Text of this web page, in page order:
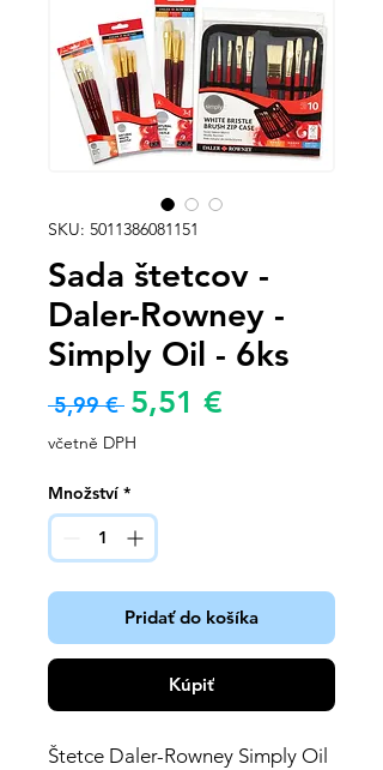
SKU: 5011386081151
Sada štetcov -
Daler-Rowney -
Simply Oil - 6ks
5,99 € Běžná
cena
5,51 €
včetně DPH
Množství *
Pridať do košíka
Kúpiť
Štetce Daler-Rowney Simply Oil